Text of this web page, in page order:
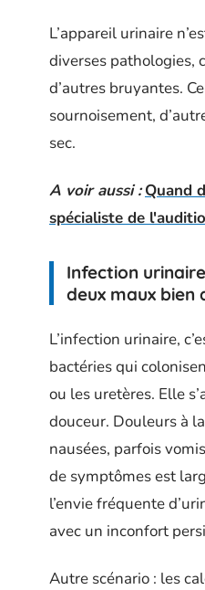
L’appareil urinaire
diverses pathologies,
d’autres bruyantes.
sournoisement,
sec.
A voir aussi : Quand
spécialiste de
Infection
deux maux bien
L’infection urinaire,
bactéries qui
ou les uretères. Elle
douceur. Douleurs à
nausées, parfois
de symptômes est
l’envie fréquente
avec un inconfort
Autre scénario : les